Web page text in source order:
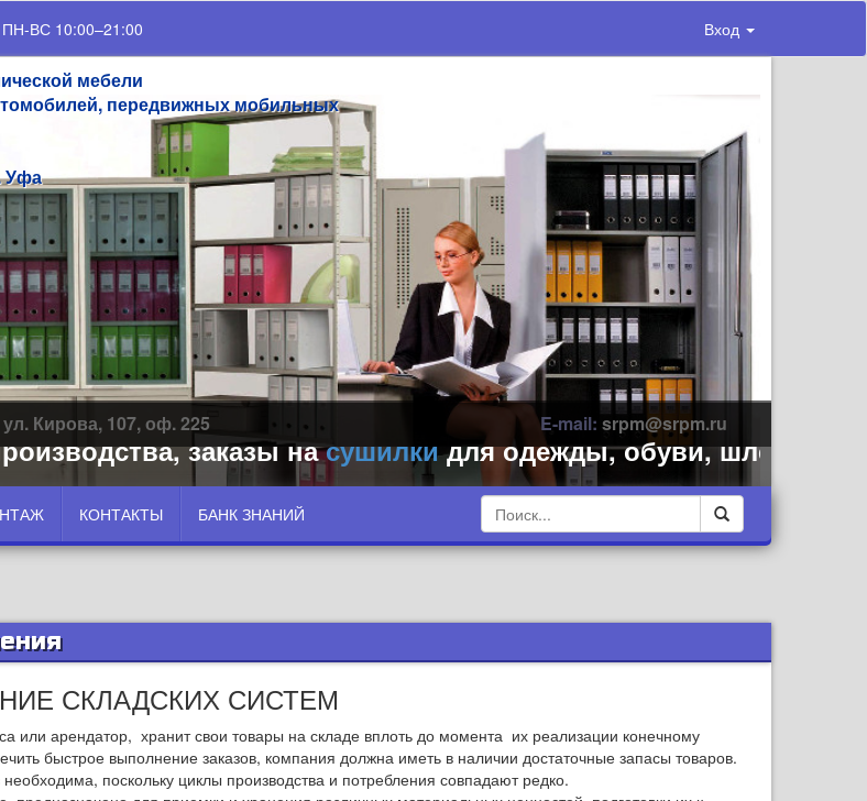
ПН-ВС 10:00–21:00 Вход
мебели
передвижных мобильных
Уфа
E-mail: srpm@srpm.ru
Кирова, 107, оф. 225
заказы насушилкидля одежды, обуви, шлемов,
КОНТАКТЫ БАНК ЗНАНИЙ
СКЛАДСКИХ СИСТЕМ
или арендатор, хранит свои товары на складе вплоть до момента их реализации конечному
быстрое выполнение заказов, компания должна иметь в наличии достаточные запасы товаров.
поскольку циклы производства и потребления совпадают редко.